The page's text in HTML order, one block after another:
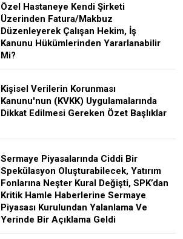
Özel Hastaneye Kendi Şirketi
Üzerinden Fatura/Makbuz
Düzenleyerek Çalışan Hekim, İş
Kanunu Hükümlerinden Yararlanabilir
Mi?
Kişisel Verilerin Korunması
Kanunu'nun (KVKK) Uygulamalarında
Dikkat Edilmesi Gereken Özet Başlıklar
Sermaye Piyasalarında Ciddi Bir
Spekülasyon Oluşturabilecek, Yatırım
Fonlarına Neşter Kural Değişti, SPK’dan
Kritik Hamle Haberlerine Sermaye
Piyasası Kurulundan Yalanlama Ve
Yerinde Bir Açıklama Geldi